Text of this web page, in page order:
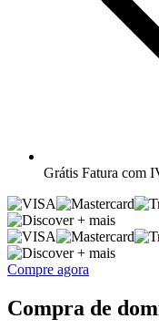
Grátis Fatura com
+ mais
+ mais
Compre agora
Compra de